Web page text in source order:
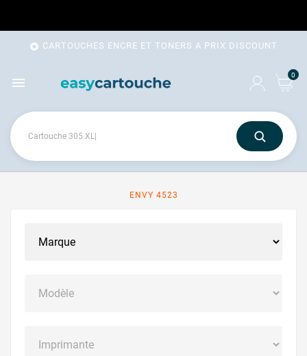
 CARTOUCHES ENCRE ET TONERS A PRIX DISCOUNT
 0
ENVY 4523